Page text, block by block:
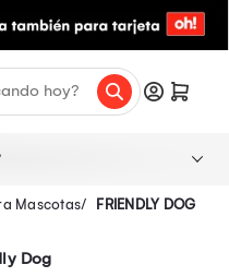
Mascotas FRIENDLY DOG
Dog